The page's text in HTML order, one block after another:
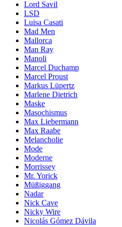
Lord Savil
LSD
Luisa Casati
Mad Men
Mallorca
Man Ray
Manoli
Marcel Duchamp
Marcel Proust
Markus Lüpertz
Marlene Dietrich
Maske
Masochismus
Max Liebermann
Max Raabe
Melancholie
Mode
Moderne
Morrissey
Mr. Yorick
Müßiggang
Nadar
Nick Cave
Nicky Wire
Nicolás Gómez Dávila